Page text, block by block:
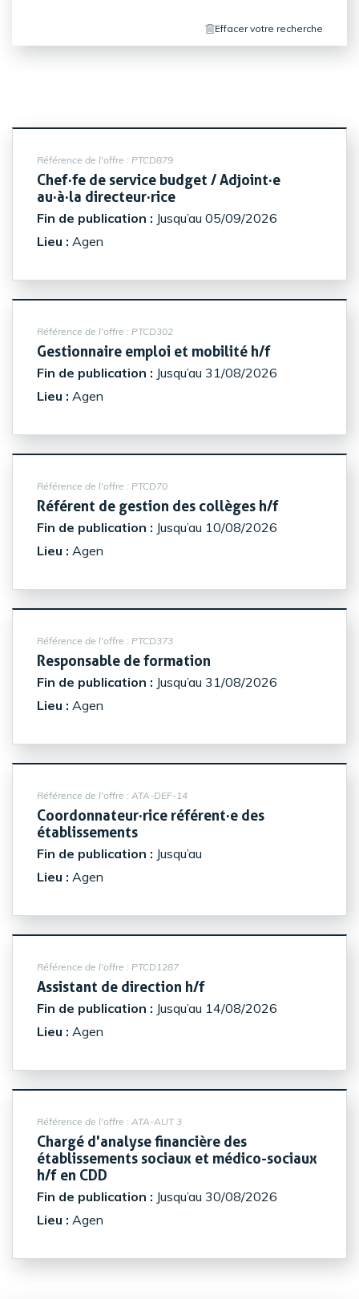
Effacer votre recherche
Référence de l'offre : PTCD879
Chef·fe de service budget / Adjoint·e
au·à·la directeur·rice(Nouvelle fenêtre)
Fin de publication : Jusqu’au 05/09/2026
Lieu : Agen
Référence de l'offre : PTCD302
Gestionnaire emploi et mobilité h/f(Nouvelle
Fin de publication : Jusqu’au 31/08/2026
Lieu : Agen
Référence de l'offre : PTCD70
Référent de gestion des collèges h/f(Nouvelle
Fin de publication : Jusqu’au 10/08/2026
Lieu : Agen
Référence de l'offre : PTCD373
Responsable de formation
Fin de publication : Jusqu’au 31/08/2026
Lieu : Agen
Référence de l'offre : ATA-DEF-14
Coordonnateur·rice référent·e des
établissements(Nouvelle fenêtre)
Fin de publication : Jusqu’au
Lieu : Agen
Référence de l'offre : PTCD1287
Assistant de direction h/f(Nouvelle fenêtre)
Fin de publication : Jusqu’au 14/08/2026
Lieu : Agen
Référence de l'offre : ATA-AUT 3
Chargé d'analyse financière des
établissements sociaux et médico-sociaux
h/f en CDD
Fin de publication : Jusqu’au 30/08/2026
Lieu : Agen